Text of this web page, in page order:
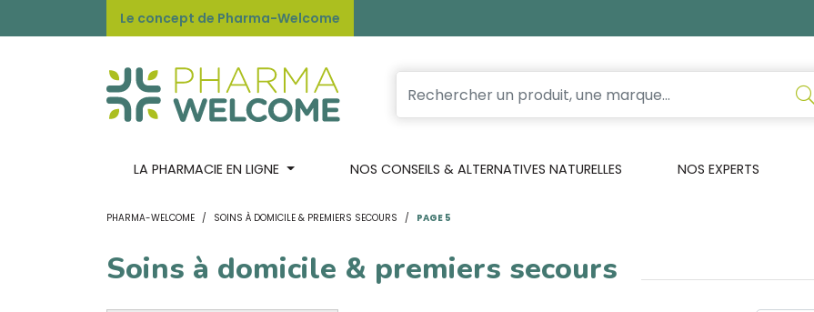
Le concept de Pharma-Welcome
LA PHARMACIE EN LIGNE NOS CONSEILS & ALTERNATIVES NATURELLES NOS EXPERTS
PHARMA-WELCOME SOINS À DOMICILE & PREMIERS SECOURS PAGE 5
Soins à domicile & premiers secours